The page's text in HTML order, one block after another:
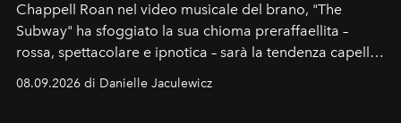
Chappell Roan nel video musicale del brano, "The
Subway" ha sfoggiato la sua chioma preraffaellita –
rossa, spettacolare e ipnotica – sarà la tendenza capelli
dell'autunno?
08.09.2026 di Danielle Jaculewicz